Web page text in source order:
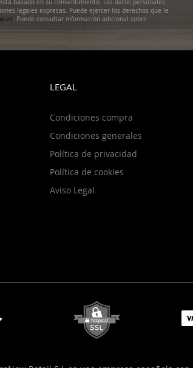
basado en su consentimiento. Los datos personales
legales expresas. Puede ejercer los derechos que le
. Puede consultar información adicional sobre
LEGAL
Condiciones compra
Condiciones generales
Política de privacidad
Política de cookies
Aviso Legal